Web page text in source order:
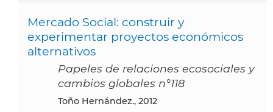
Mercado Social: construir y
experimentar proyectos económicos
alternativos
Papeles de relaciones ecosociales y
cambios globales n°118
Toño Hernández., 2012